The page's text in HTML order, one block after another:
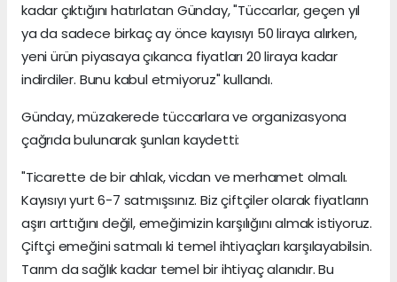
kadar çıktığını hatırlatan Günday, "Tüccarlar, geçen yıl
ya da sadece birkaç ay önce kayısıyı 50 liraya alırken,
yeni ürün piyasaya çıkanca fiyatları 20 liraya kadar
indirdiler. Bunu kabul etmiyoruz" kullandı.
Günday, müzakerede tüccarlara ve organizasyona
çağrıda bulunarak şunları kaydetti:
"Ticarette de bir ahlak, vicdan ve merhamet olmalı.
Kayısıyı yurt 6-7 satmışsınız. Biz çiftçiler olarak fiyatların
aşırı arttığını değil, emeğimizin karşılığını almak istiyoruz.
Çiftçi emeğini satmalı ki temel ihtiyaçları karşılayabilsin.
Tarım da sağlık kadar temel bir ihtiyaç alanıdır. Bu